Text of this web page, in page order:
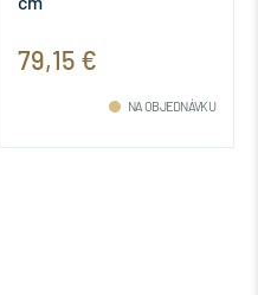
79,15 €
NA OBJEDNÁVKU